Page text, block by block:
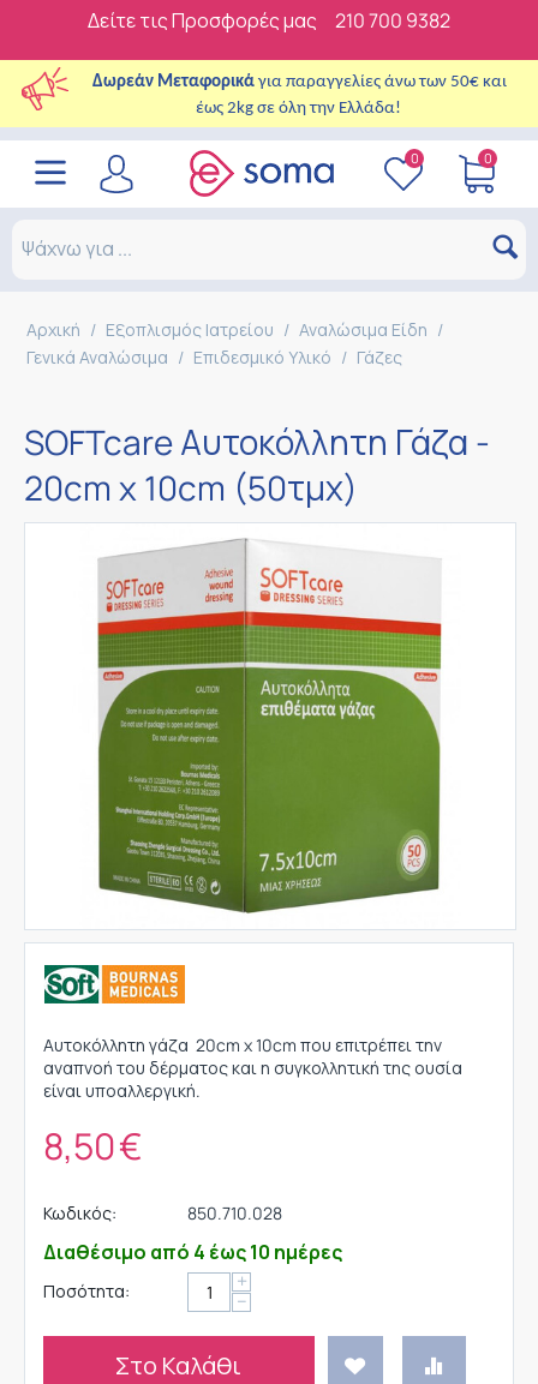
Δείτε τις Προσφορές μας 210 700 9382
Δωρεάν Μεταφορικά για παραγγελίες άνω των 50€ και
έως 2kg σε όλη την Ελλάδα!
0 0
Αρχική / Εξοπλισμός Ιατρείου / Αναλώσιμα Είδη /
Γενικά Αναλώσιμα / Επιδεσμικό Υλικό / Γάζες
SOFTcare Αυτοκόλλητη Γάζα -
20cm x 10cm (50τμχ)
Αυτοκόλλητη γάζα 20cm x 10cm που επιτρέπει την
αναπνοή του δέρματος και η συγκολλητική της ουσία
είναι υποαλλεργική.
8,50€
Κωδικός: 850.710.028
Διαθέσιμο από 4 έως 10 ημέρες
Ποσότητα: +
−
Στο Καλάθι